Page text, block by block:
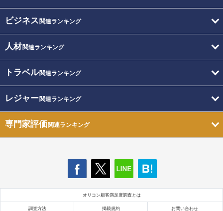
ビジネス 関連ランキング
人材関連ランキング
トラベル関連ランキング
レジャー関連ランキング
専門家評価関連ランキング
オリコン顧客満足度調査とは
調査方法 掲載規約 お問い合わせ